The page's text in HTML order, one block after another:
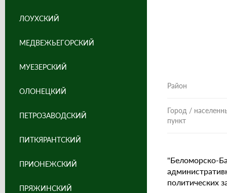
Район
Город /
пункт
"Беломорско-
политических
ЛОУХСКИЙ
МЕДВЕЖЬЕГОРСКИЙ
МУЕЗЕРСКИЙ
ОЛОНЕЦКИЙ
ПЕТРОЗАВОДСКИЙ
ПИТКЯРАНТСКИЙ
ПРИОНЕЖСКИЙ
ПРЯЖИНСКИЙ